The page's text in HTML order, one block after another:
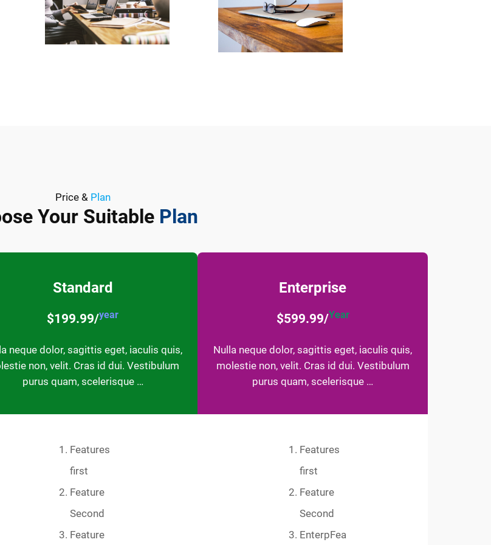
Price & Plan
Your Suitable Plan
Standard
$199.99/year
neque dolor, sagittis eget, iaculis quis,
non, velit. Cras id dui. Vestibulum
purus quam, scelerisque …
Features
first
Feature
Second
Feature
Enterprise
$599.99/Year
Nulla neque dolor, sagittis eget, iaculis quis,
molestie non, velit. Cras id dui. Vestibulum
purus quam, scelerisque …
Features
first
Feature
Second
EnterpFea